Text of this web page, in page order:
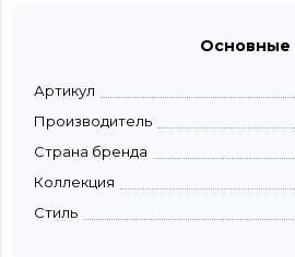
Основные
Артикул
Производитель
Страна бренда
Коллекция
Стиль